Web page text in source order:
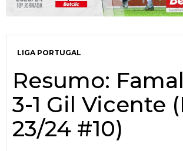
LIGA PORTUGAL
Resumo:
3-1 Gil Vicente
23/24 #10)